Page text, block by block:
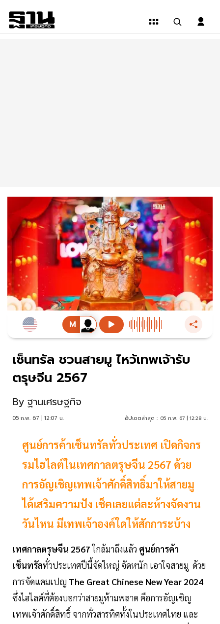
เซ็นทรัล ชวนสายมู ไหว้เทพเจ้ารับ
ตรุษจีน 2567
By ฐานเศรษฐกิจ
05 ก.พ. 67 | 12:07 น. อัปเดตล่าสุด : 05 ก.พ. 67 | 12:28 น.
ศูนย์การค้าเซ็นทรัลทั่วประเทศ เปิดกิจกร
รมไฮไลต์ในเทศกาลตรุษจีน 2567 ด้วย
การอัญเชิญเทพเจ้าศักดิ์สิทธิ์มาให้สายมู
ได้เสริมความปัง เช็คเลยแต่ละห้างจัดงาน
วันไหน มีเทพเจ้าองค์ใดให้สักการะบ้าง
เทศกาลตรุษจีน 2567ใกล้มาถึงแล้ว ศูนย์การค้า
เซ็นทรัลทั่วประเทศปีนี้จัดใหญ่ จัดหนัก เอาใจสายมู ด้วย
การจัดแคมเปญ The Great Chinese New Year 2024
ซึ่งไฮไลต์ที่ต้องบอกว่าสายมูห้ามพลาด คือการอัญเชิญ
เทพเจ้าศักดิ์สิทธิ์ จากทั่วสารทิศทั้งในประเทศไทย และ